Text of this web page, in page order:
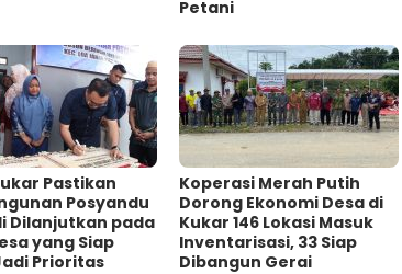
Petani
Pastikan
Posyandu
Dilanjutkan pada
yang Siap
Prioritas
Koperasi Merah Putih
Dorong Ekonomi Desa di
Kukar 146 Lokasi Masuk
Inventarisasi, 33 Siap
Dibangun Gerai